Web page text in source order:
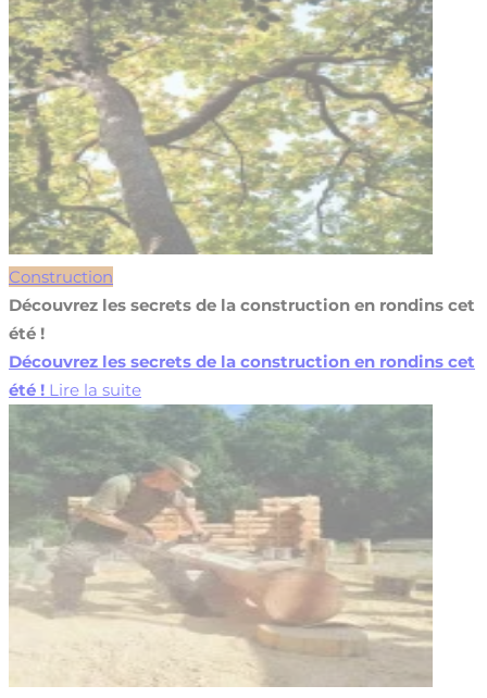
Construction
Découvrez les secrets de la construction en rondins cet
été !
Découvrez les secrets de la construction en rondins cet
été ! Lire la suite